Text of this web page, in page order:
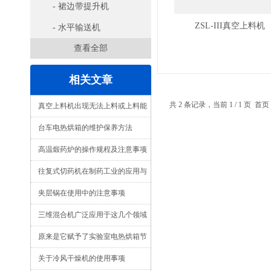
- 裙边带提升机
- 水平输送机
查看全部
相关文章
真空上料机出现无法上料或上料能
力小了怎么办？
台车电热烘箱的维护保养方法
高温煅药炉的操作规程及注意事项
往复式切药机在制药工业的应用与
优化
夹层锅在使用中的注意事项
三维混合机广泛应用于这几个领域
原来是它赋予了实验室电热烘箱节
能又环保的能力！
关于冷风干燥机的使用事项
ZSL-III真空上料机
共 2 条记录，当前 1 / 1 页 首